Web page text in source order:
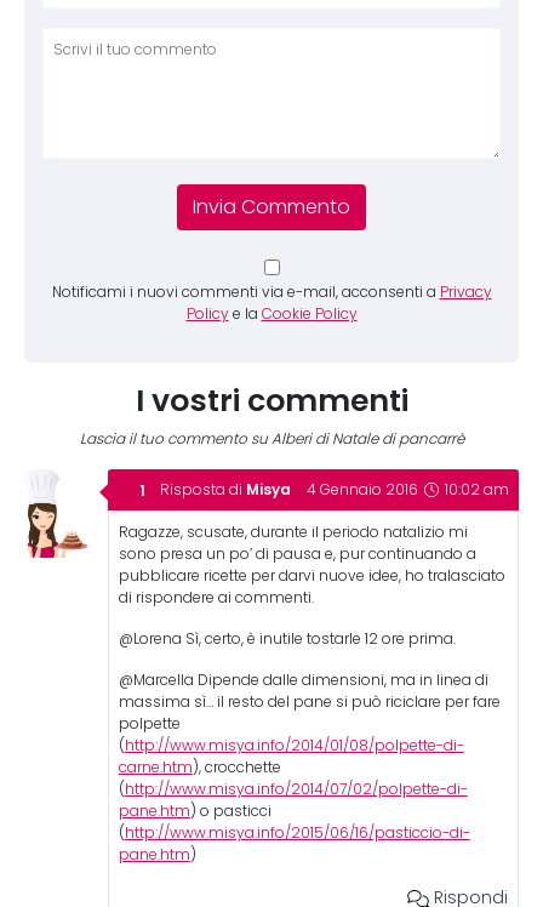
Notificami i nuovi commenti via e-mail, acconsenti a Privacy
Policy e la Cookie Policy
I vostri commenti
Lascia il tuo commento su Alberi di Natale di pancarrè
Risposta di Misya 4 Gennaio 2016 10:02 am
Ragazze, scusate, durante il periodo natalizio mi
sono presa un po’ di pausa e, pur continuando a
pubblicare ricette per darvi nuove idee, ho tralasciato
di rispondere ai commenti.
@Lorena Sì, certo, è inutile tostarle 12 ore prima.
@Marcella Dipende dalle dimensioni, ma in linea di
massima sì… il resto del pane si può riciclare per fare
polpette
( http://www.misya.info/2014/01/08/polpette-di-
carne.htm ), crocchette
( http://www.misya.info/2014/07/02/polpette-di-
pane.htm ) o pasticci
( http://www.misya.info/2015/06/16/pasticcio-di-
pane.htm )
Rispondi